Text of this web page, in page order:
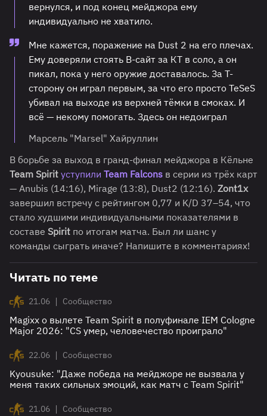
вернулся, и под конец мейджора ему
индивидуально не хватило.
Мне кажется, поражение на Dust 2 на его плечах.
Ему доверяли стоять B-сайт за КТ в соло, а он
пикал, пока у него оружие доставалось. За Т-
сторону он играл первым, за что его просто TeSeS
убивал на выходе из верхней тёмки в смоках. И
всё — некому помогать. Здесь он недоиграл
Марсель "Marsel" Хайруллин
В борьбе за выход в гранд-финал мейджора в Кёльне
Team Spirit уступили Team Falcons в серии из трёх карт
— Anubis (14:16), Mirage (13:8), Dust2 (12:16). Zont1x
завершил встречу с рейтингом 0,77 и K/D 37–54, что
стало худшими индивидуальными показателями в
составе Spirit по итогам матча. Был ли шанс у
команды сыграть иначе? Напишите в комментариях!
Читать по теме
21.06 | Сообщество
Magixx о вылете Team Spirit в полуфинале IEM Cologne
Major 2026: "CS умер, человечество проиграло"
22.06 | Сообщество
Kyousuke: "Даже победа на мейджоре не вызвала у
меня таких сильных эмоций, как матч с Team Spirit"
21.06 | Сообщество